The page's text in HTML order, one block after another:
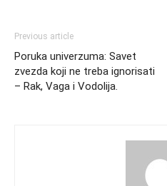
Previous article
Poruka univerzuma: Savet
zvezda koji ne treba ignorisati
– Rak, Vaga i Vodolija.